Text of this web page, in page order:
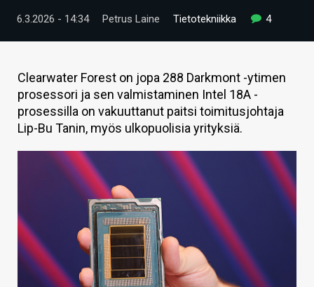
TECHBBS
HINTA.FI
KAUPPA
VAIHDA TEEMA
6.3.2026 - 14:34 Petrus Laine Tietotekniikka 4
Clearwater Forest on jopa 288 Darkmont -ytimen
prosessori ja sen valmistaminen Intel 18A -
prosessilla on vakuuttanut paitsi toimitusjohtaja
Lip-Bu Tanin, myös ulkopuolisia yrityksiä.